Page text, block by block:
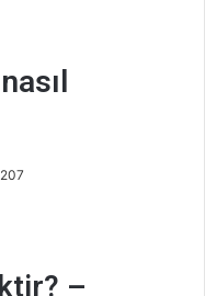
207
–